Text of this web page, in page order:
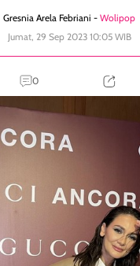
Gresnia Arela Febriani - Wolipop
Jumat, 29 Sep 2023 10:05 WIB
0